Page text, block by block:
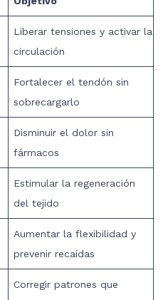
Liberar tensiones y activar la
circulación
Fortalecer el tendón sin
sobrecargarlo
Disminuir el dolor sin
fármacos
Estimular la regeneración
del tejido
Aumentar la flexibilidad y
prevenir recaídas
Corregir patrones que